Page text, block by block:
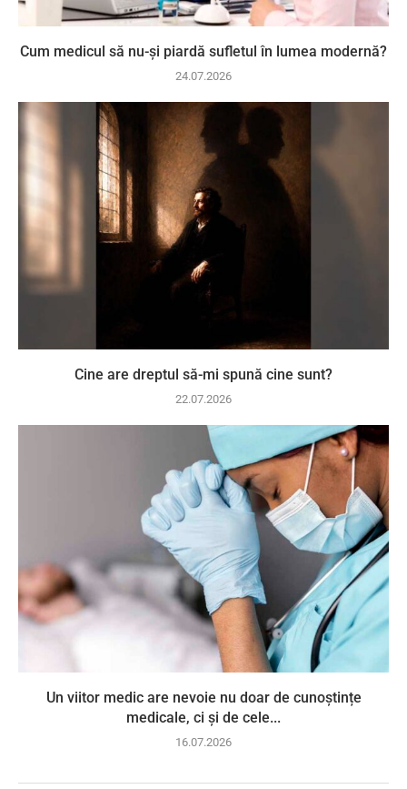
Cum medicul să nu-și piardă sufletul în lumea modernă?
24.07.2026
Cine are dreptul să-mi spună cine sunt?
22.07.2026
Un viitor medic are nevoie nu doar de cunoștințe
medicale, ci și de cele...
16.07.2026